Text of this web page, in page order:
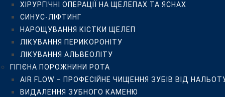
БЕЗБОЛІСНЕ ВИДАЛЕННЯ МОЛОЧНИХ ЗУБІВ
ЗОВНІШНЯ ГЕРМЕТИЗАЦІЯ ФІСУР ПОСТІЙНИХ І
ЛІКУВАННЯ МОЛОЧНИХ ЗУБІВ БЕЗ БОЛЮ
ДИТЯЧИЙ ОРТОДОНТ
ОРТОДОНТИЧНЕ ЛІКУВАННЯ
ВСТАНОВЛЕННЯ БРЕКЕТІВ В КИЄВІ
МЕТАЛЕВІ БРЕКЕТИ
КЕРАМІЧНІ БРЕКЕТИ
ХІРУРГІЧНІ ОПЕРАЦІЇ НА ЩЕЛЕПАХ ТА ЯСНАХ
СИНУС-ЛІФТИНГ
НАРОЩУВАННЯ КІСТКИ ЩЕЛЕП
ЛІКУВАННЯ ПЕРИКОРОНІТУ
ЛІКУВАННЯ АЛЬВЕОЛІТУ
ГІГІЄНА ПОРОЖНИНИ РОТА
AIR FLOW – ПРОФЕСІЙНЕ ЧИЩЕННЯ ЗУБІВ ВІД
ВИДАЛЕННЯ ЗУБНОГО КАМЕНЮ